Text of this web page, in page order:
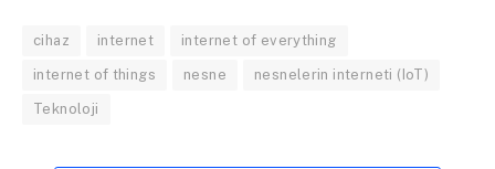
cihaz internet internet of everything
internet of things nesne nesnelerin interneti (IoT)
Teknoloji